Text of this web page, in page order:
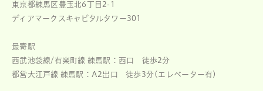
東京都練馬区豊玉北6丁目2-1
ディアマークスキャピタルタワー301
最寄駅
西武池袋線/有楽町線 練馬駅：西口 徒歩2分
都営大江戸線 練馬駅：A2出口 徒歩3分(エレベーター有)